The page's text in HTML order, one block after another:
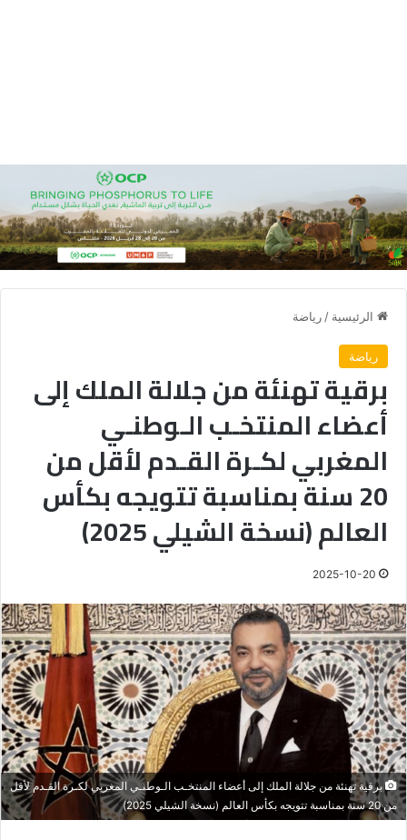
الرئيسية / رياضة
رياضة
برقية تهنئة من جلالة الملك إلى
أعضاء المنتخـب الـوطنـي
المغربي لكـرة القـدم لأقل من
20 سنة بمناسبة تتويجه بكأس
العالم (نسخة الشيلي 2025)
2025-10-20
برقية تهنئة من جلالة الملك إلى أعضاء المنتخـب الـوطنـي المغربي لكـرة القـدم لأقل
من 20 سنة بمناسبة تتويجه بكأس العالم (نسخة الشيلي 2025)